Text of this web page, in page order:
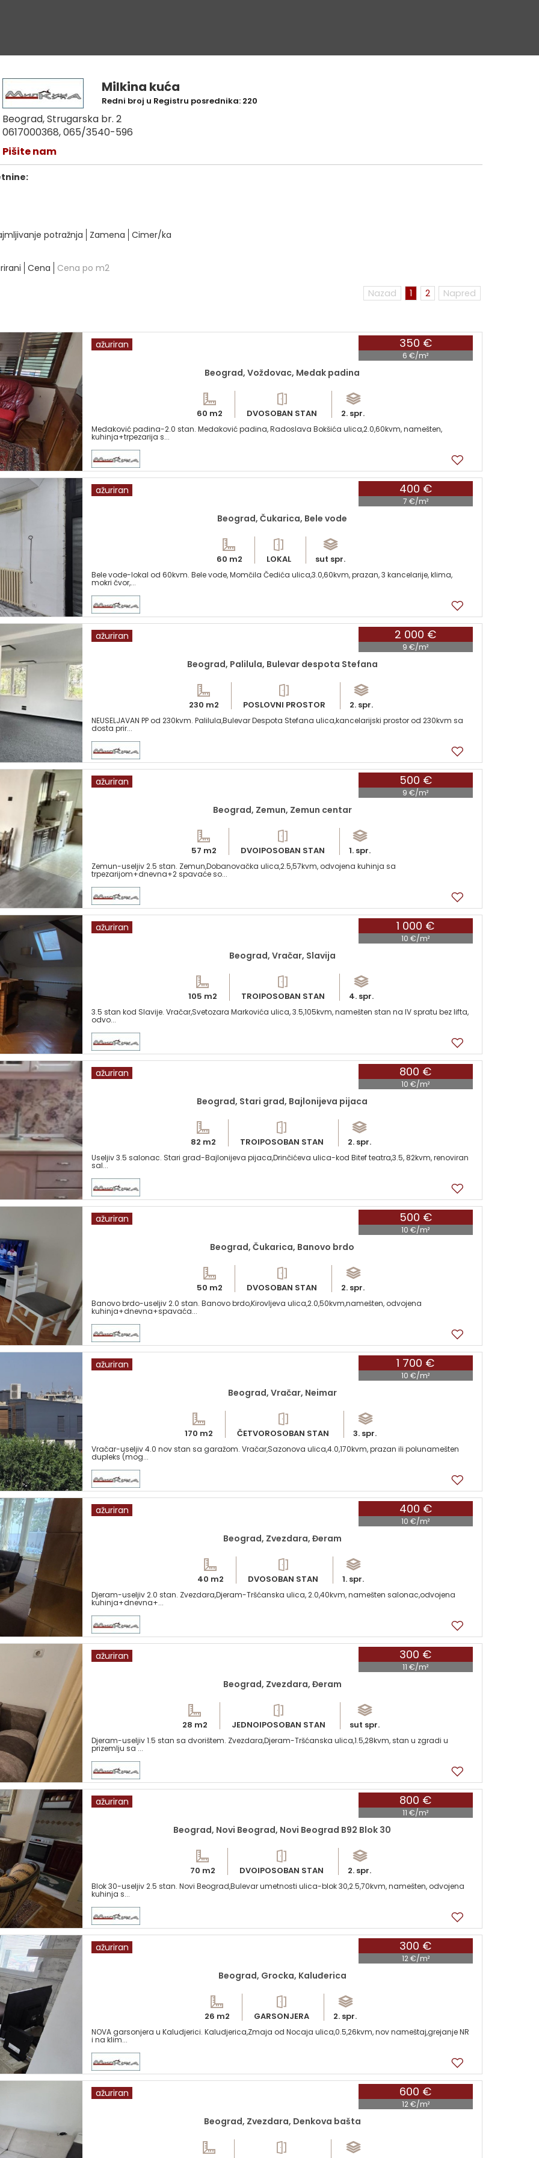
Milkina kuća
Redni broj u Registru posrednika: 220
Beograd, Strugarska br. 2
0617000368, 065/3540-596
Pišite nam
potražnja Zamena Cimer/ka
Cena Cena po m2
Nazad 1 2 Napred
350 €
6 €/m²
ažuriran
Beograd, Voždovac, Medak padina
60 m2 DVOSOBAN STAN 2. spr.
Medaković padina-2.0 stan. Medaković padina, Radoslava Bokšića ulica,2.0,60kvm, namešten,
kuhinja+trpezarija s...
400 €
7 €/m²
ažuriran
Beograd, Čukarica, Bele vode
60 m2 LOKAL sut spr.
Bele vode-lokal od 60kvm. Bele vode, Momčila Čedića ulica,3.0,60kvm, prazan, 3 kancelarije, klima,
mokri čvor,...
2 000 €
9 €/m²
ažuriran
Beograd, Palilula, Bulevar despota Stefana
230 m2 POSLOVNI PROSTOR 2. spr.
NEUSELJAVAN PP od 230kvm. Palilula,Bulevar Despota Stefana ulica,kancelarijski prostor od 230kvm sa
dosta prir...
500 €
9 €/m²
ažuriran
Beograd, Zemun, Zemun centar
57 m2 DVOIPOSOBAN STAN 1. spr.
Zemun-useljiv 2.5 stan. Zemun,Dobanovačka ulica,2.5,57kvm, odvojena kuhinja sa
trpezarijom+dnevna+2 spavaće so...
1 000 €
10 €/m²
ažuriran
Beograd, Vračar, Slavija
105 m2 TROIPOSOBAN STAN 4. spr.
3.5 stan kod Slavije. Vračar,Svetozara Markovića ulica, 3.5,105kvm, namešten stan na IV spratu bez lifta,
odvo...
800 €
10 €/m²
ažuriran
Beograd, Stari grad, Bajlonijeva pijaca
82 m2 TROIPOSOBAN STAN 2. spr.
Useljiv 3.5 salonac. Stari grad-Bajlonijeva pijaca,Drinčićeva ulica-kod Bitef teatra,3.5, 82kvm, renoviran
sal...
500 €
10 €/m²
ažuriran
Beograd, Čukarica, Banovo brdo
50 m2 DVOSOBAN STAN 2. spr.
Banovo brdo-useljiv 2.0 stan. Banovo brdo,Kirovljeva ulica,2.0,50kvm,namešten, odvojena
kuhinja+dnevna+spavaća...
1 700 €
10 €/m²
ažuriran
Beograd, Vračar, Neimar
170 m2 ČETVOROSOBAN STAN 3. spr.
Vračar-useljiv 4.0 nov stan sa garažom. Vračar,Sazonova ulica,4.0,170kvm, prazan ili polunamešten
dupleks (mog...
400 €
10 €/m²
ažuriran
Beograd, Zvezdara, Đeram
40 m2 DVOSOBAN STAN 1. spr.
Djeram-useljiv 2.0 stan. Zvezdara,Djeram-Tršćanska ulica, 2.0,40kvm, namešten salonac,odvojena
kuhinja+dnevna+...
300 €
11 €/m²
ažuriran
Beograd, Zvezdara, Đeram
28 m2 JEDNOIPOSOBAN STAN sut spr.
Djeram-useljiv 1.5 stan sa dvorištem. Zvezdara,Djeram-Tršćanska ulica,1.5,28kvm, stan u zgradi u
prizemlju sa ...
800 €
11 €/m²
ažuriran
Beograd, Novi Beograd, Novi Beograd B92 Blok 30
70 m2 DVOIPOSOBAN STAN 2. spr.
Blok 30-useljiv 2.5 stan. Novi Beograd,Bulevar umetnosti ulica-blok 30,2.5,70kvm, namešten, odvojena
kuhinja s...
300 €
12 €/m²
ažuriran
Beograd, Grocka, Kaluđerica
26 m2 GARSONJERA 2. spr.
NOVA garsonjera u Kaludjerici. Kaludjerica,Zmaja od Nocaja ulica,0.5,26kvm, nov nameštaj,grejanje NR
i na klim...
600 €
12 €/m²
ažuriran
Beograd, Zvezdara, Denkova bašta